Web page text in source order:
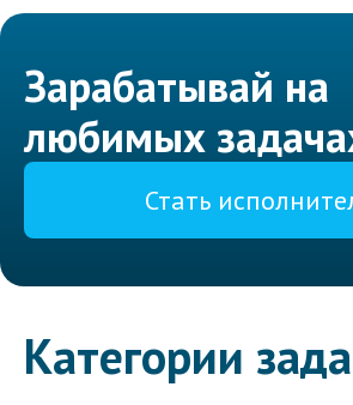
Зарабатывай на
любимых
Стать
Категории